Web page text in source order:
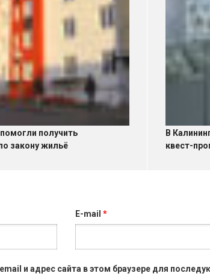
получить
закону жильё
В
квест-
E-mail*
и адрес сайта в этом браузере для